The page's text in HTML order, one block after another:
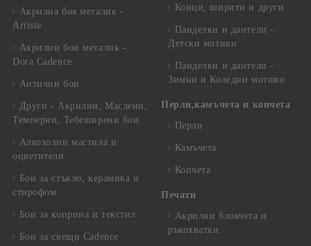
Акрилна боя металик -
Artiste
Акрилни бои металик -
Dora Cadence
Антични бои
Други - Акрилни, Маслени,
Темперни, Тебеширени бои
Алкохолни мастила и
оцветители
Бои за стъкло, керамика и
стирофом
Бои за коприна и текстил
Бои за свещи Cadence
Конци, ширити и други
Панделки и дантели -
Детски мотиви
Панделки и дантели -
Зимни и Коледни мотиви
Перли,камъчета и копчета
Перли
Камъчета
Копчета
Печати
Акрилни блокчета и
ръкохватки